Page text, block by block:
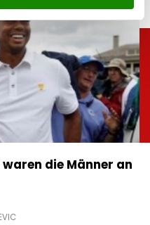
die Männer an